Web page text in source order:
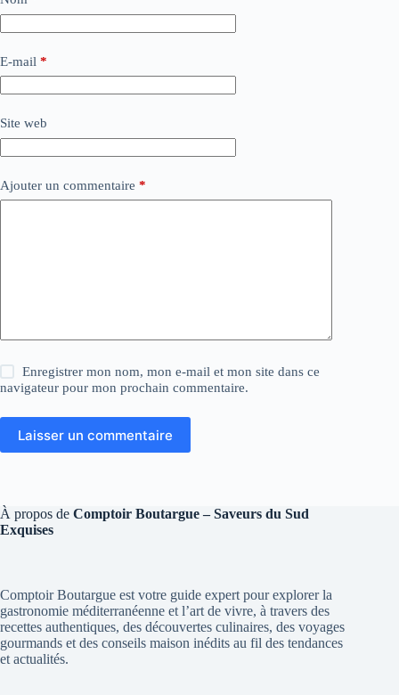
E-mail *
Site web
Ajouter un commentaire *
Enregistrer mon nom, mon e-mail et mon site dans ce
navigateur pour mon prochain commentaire.
Laisser un commentaire
À propos de Comptoir Boutargue – Saveurs du Sud
Exquises
Comptoir Boutargue est votre guide expert pour explorer la
gastronomie méditerranéenne et l’art de vivre, à travers des
recettes authentiques, des découvertes culinaires, des voyages
gourmands et des conseils maison inédits au fil des tendances
et actualités.